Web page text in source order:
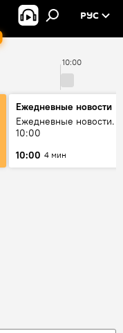
РУС
10:00
Ежедневные новости
Ежедневные новости.
10:00
10:00 4 мин